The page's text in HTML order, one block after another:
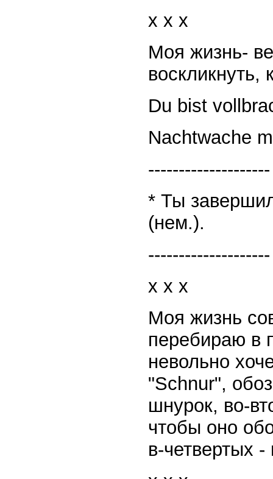
x x x
Моя жизнь-
воскликнуть,
Du bist
Nachtwache
--------------------
* Ты
(нем.).
--------------------
x x x
Моя жизнь
перебираю в
невольно
"Schnur",
шнурок, во-
чтобы оно
в-четвертых